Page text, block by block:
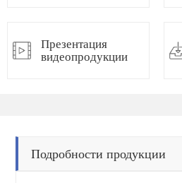
Презентация
видеопродукции
Подробности продукции